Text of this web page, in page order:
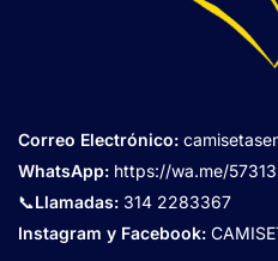
Correo Electrónico:
WhatsApp: https://wa.me/
📞Llamadas: 314 2283367
Instagram y Facebook: